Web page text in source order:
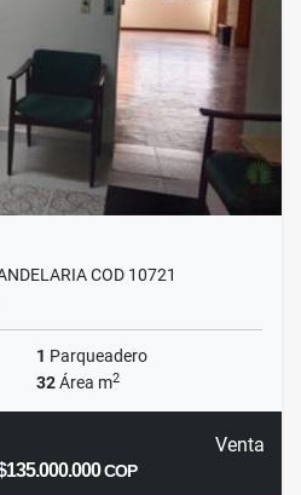
COD 10721
1 Parqueadero
32Área m2
Venta
COP